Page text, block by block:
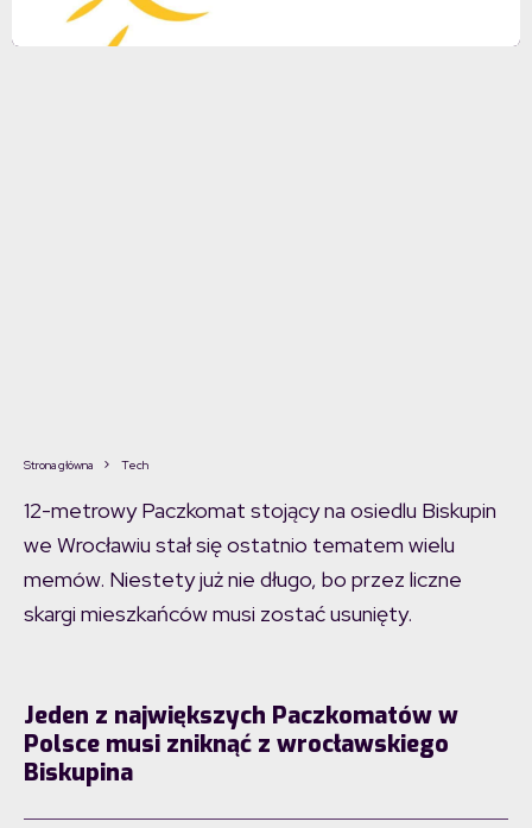
Strona główna Tech
12-metrowy Paczkomat stojący na osiedlu Biskupin
we Wrocławiu stał się ostatnio tematem wielu
memów. Niestety już nie długo, bo przez liczne
skargi mieszkańców musi zostać usunięty.
Jeden z największych Paczkomatów w
Polsce musi zniknąć z wrocławskiego
Biskupina